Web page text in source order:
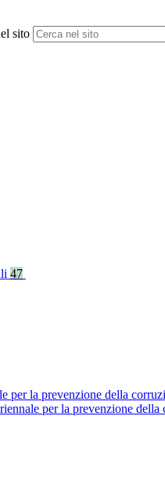
sito
47
per la prevenzione della
per la prevenzione